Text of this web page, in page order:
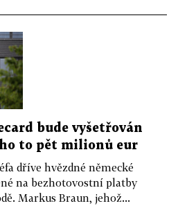
bude vyšetřován
to pět milionů eur
dříve hvězdné německé
na bezhotovostní platby
Markus Braun, jehož...